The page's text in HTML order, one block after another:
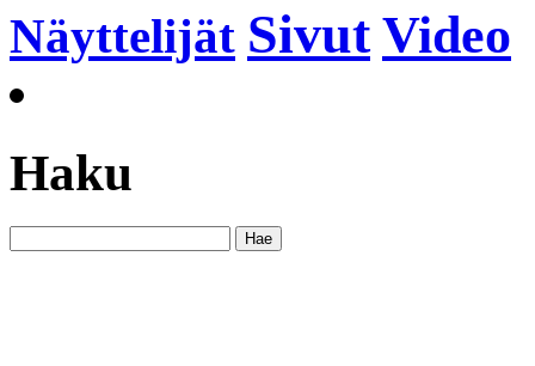
Näyttelijät Sivut Video
Haku